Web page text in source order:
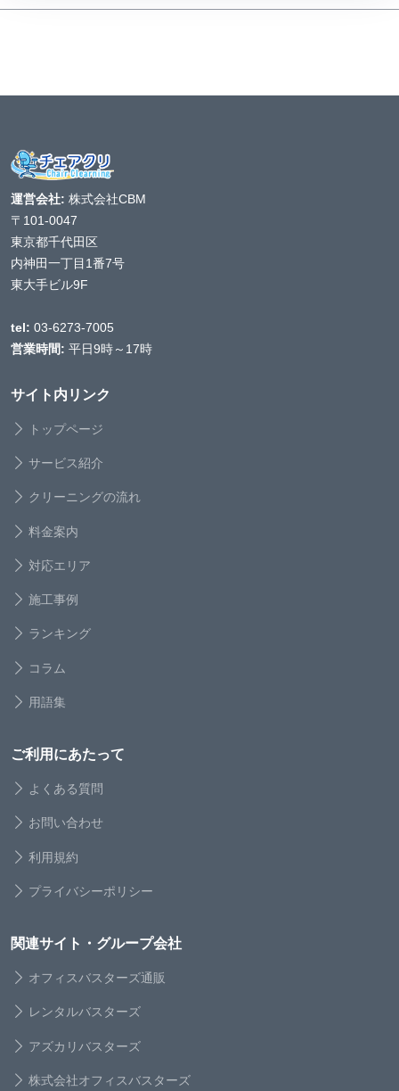
運営会社: 株式会社CBM
〒101-0047
東京都千代田区
内神田一丁目1番7号
東大手ビル9F
tel: 03-6273-7005
営業時間: 平日9時～17時
サイト内リンク
トップページ
サービス紹介
クリーニングの流れ
料金案内
対応エリア
施工事例
ランキング
コラム
用語集
ご利用にあたって
よくある質問
お問い合わせ
利用規約
プライバシーポリシー
関連サイト・グループ会社
オフィスバスターズ通販
レンタルバスターズ
アズカリバスターズ
株式会社オフィスバスターズ